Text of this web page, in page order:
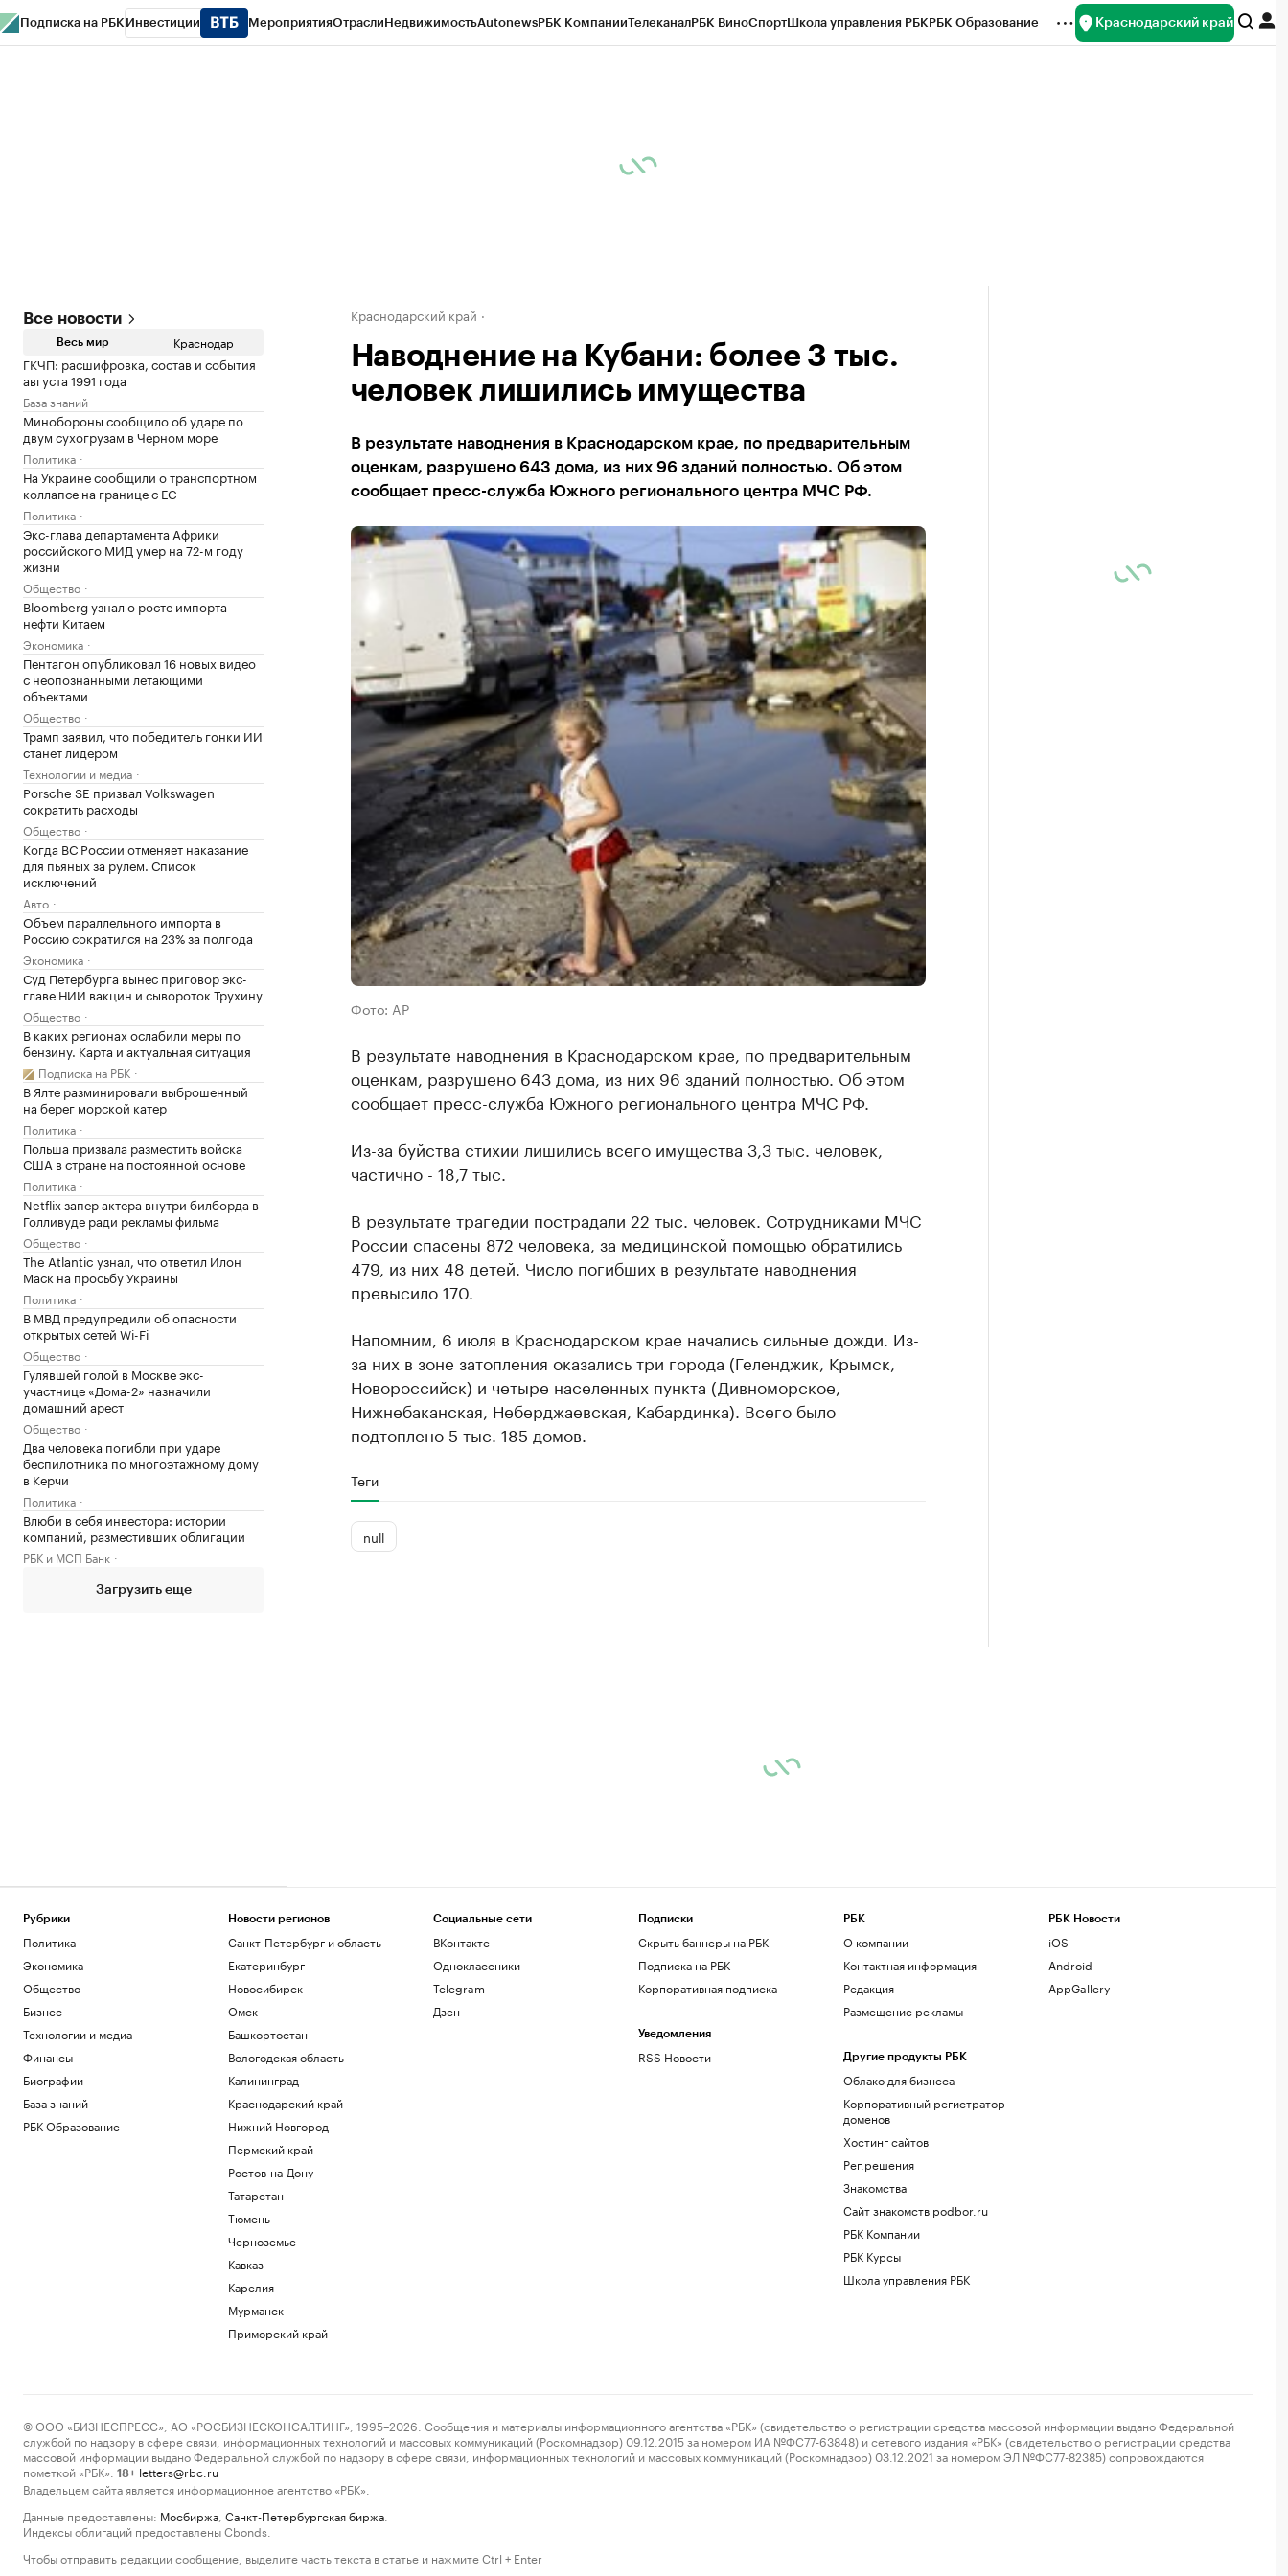
Подписка на РБК Инвестиции МероприятияОтраслиНедвижимостьAutonewsРБК КомпанииТелеканалРБК ВиноСпортШкола управления РБКРБК Образование Краснодарский край
Все новости
Весь мир Краснодар
ГКЧП: расшифровка, состав и события
августа 1991 года
База знаний
Минобороны сообщило об ударе по
двум сухогрузам в Черном море
Политика
На Украине сообщили о транспортном
коллапсе на границе с ЕС
Политика
Экс-глава департамента Африки
российского МИД умер на 72-м году
жизни
Общество
Bloomberg узнал о росте импорта
нефти Китаем
Экономика
Пентагон опубликовал 16 новых видео
с неопознанными летающими
объектами
Общество
Трамп заявил, что победитель гонки ИИ
станет лидером
Технологии и медиа
Porsche SE призвал Volkswagen
сократить расходы
Общество
Когда ВС России отменяет наказание
для пьяных за рулем. Список
исключений
Авто
Объем параллельного импорта в
Россию сократился на 23% за полгода
Экономика
Суд Петербурга вынес приговор экс-
главе НИИ вакцин и сывороток Трухину
Общество
В каких регионах ослабили меры по
бензину. Карта и актуальная ситуация
Подписка на РБК
В Ялте разминировали выброшенный
на берег морской катер
Политика
Польша призвала разместить войска
США в стране на постоянной основе
Политика
Netflix запер актера внутри билборда в
Голливуде ради рекламы фильма
Общество
The Atlantic узнал, что ответил Илон
Маск на просьбу Украины
Политика
В МВД предупредили об опасности
открытых сетей Wi-Fi
Общество
Гулявшей голой в Москве экс-
участнице «Дома-2» назначили
домашний арест
Общество
Два человека погибли при ударе
беспилотника по многоэтажному дому
в Керчи
Политика
Влюби в себя инвестора: истории
компаний, разместивших облигации
РБК и МСП Банк
Загрузить еще
Краснодарский край
Наводнение на Кубани: более 3 тыс.
человек лишились имущества
В результате наводнения в Краснодарском крае, по предварительным
оценкам, разрушено 643 дома, из них 96 зданий полностью. Об этом
сообщает пресс-служба Южного регионального центра МЧС РФ.
Фото: AP
В результате наводнения в Краснодарском крае, по предварительным
оценкам, разрушено 643 дома, из них 96 зданий полностью. Об этом
сообщает пресс-служба Южного регионального центра МЧС РФ.
Из-за буйства стихии лишились всего имущества 3,3 тыс. человек,
частично - 18,7 тыс.
В результате трагедии пострадали 22 тыс. человек. Сотрудниками МЧС
России спасены 872 человека, за медицинской помощью обратились
479, из них 48 детей. Число погибших в результате наводнения
превысило 170.
Напомним, 6 июля в Краснодарском крае начались сильные дожди. Из-
за них в зоне затопления оказались три города (Геленджик, Крымск,
Новороссийск) и четыре населенных пункта (Дивноморское,
Нижнебаканская, Неберджаевская, Кабардинка). Всего было
подтоплено 5 тыс. 185 домов.
Теги
null
Рубрики
Политика
Экономика
Общество
Бизнес
Технологии и медиа
Финансы
Биографии
База знаний
РБК Образование
Новости регионов
Санкт-Петербург и область
Екатеринбург
Новосибирск
Омск
Башкортостан
Вологодская область
Калининград
Краснодарский край
Нижний Новгород
Пермский край
Ростов-на-Дону
Татарстан
Тюмень
Черноземье
Кавказ
Карелия
Мурманск
Приморский край
Социальные сети
ВКонтакте
Одноклассники
Telegram
Дзен
Подписки
Скрыть баннеры на РБК
Подписка на РБК
Корпоративная подписка
Уведомления
RSS Новости
РБК
О компании
Контактная информация
Редакция
Размещение рекламы
Другие продукты РБК
Облако для бизнеса
Корпоративный регистратор
доменов
Хостинг сайтов
Рег.решения
Знакомства
Сайт знакомств podbor.ru
РБК Компании
РБК Курсы
Школа управления РБК
РБК Новости
iOS
Android
AppGallery
© ООО «БИЗНЕСПРЕСС», АО «РОСБИЗНЕСКОНСАЛТИНГ», 1995–2026. Сообщения и материалы информационного агентства «РБК» (свидетельство о регистрации средства массовой информации выдано Федеральной
службой по надзору в сфере связи, информационных технологий и массовых коммуникаций (Роскомнадзор) 09.12.2015 за номером ИА №ФС77-63848) и сетевого издания «РБК» (свидетельство о регистрации средства
массовой информации выдано Федеральной службой по надзору в сфере связи, информационных технологий и массовых коммуникаций (Роскомнадзор) 03.12.2021 за номером ЭЛ №ФС77-82385) сопровождаются
пометкой «РБК».
18+ letters@rbc.ru
Владельцем сайта является информационное агентство «РБК».
Данные предоставлены: Мосбиржа Санкт-Петербургская биржа
Индексы облигаций предоставлены Cbonds.
Чтобы отправить редакции сообщение, выделите часть текста в статье и нажмите Ctrl + Enter